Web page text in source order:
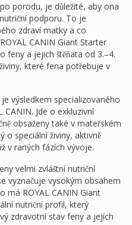
porodu, je důležité, aby ona
podporu. To je
zdraví matky a co
CANIN Giant Starter
feny a jejich štěňata od 3.–4.
které fena potřebuje v
výsledkem specializovaného
CANIN. Jde o exkluzivní
obsaženy také v mateřském
o speciální živiny, aktivně
v raných fázích vývoje.
velmi zvláštní nutriční
vyznačuje vysokým obsahem
má ROYAL CANIN Giant
nutriční profil, který
zdravotní stav feny a jejích